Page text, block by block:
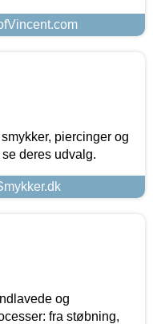
piercinger og
deres udvalg.
og
fra støbning,